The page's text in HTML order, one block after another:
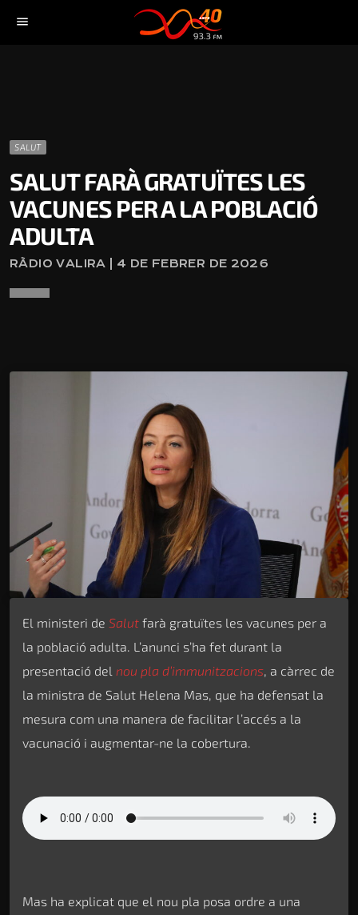
menu
SALUT
SALUT FARÀ GRATUÏTES LES
VACUNES PER A LA POBLACIÓ
ADULTA
RÀDIO VALIRA | 4 DE FEBRER DE 2026
El ministeri de Salut farà gratuïtes les vacunes per a
la població adulta. L’anunci s’ha fet durant la
presentació del nou pla d’immunitzacions , a càrrec de
la ministra de Salut Helena Mas, que ha defensat la
mesura com una manera de facilitar l’accés a la
vacunació i augmentar-ne la cobertura.
Mas ha explicat que el nou pla posa ordre a una